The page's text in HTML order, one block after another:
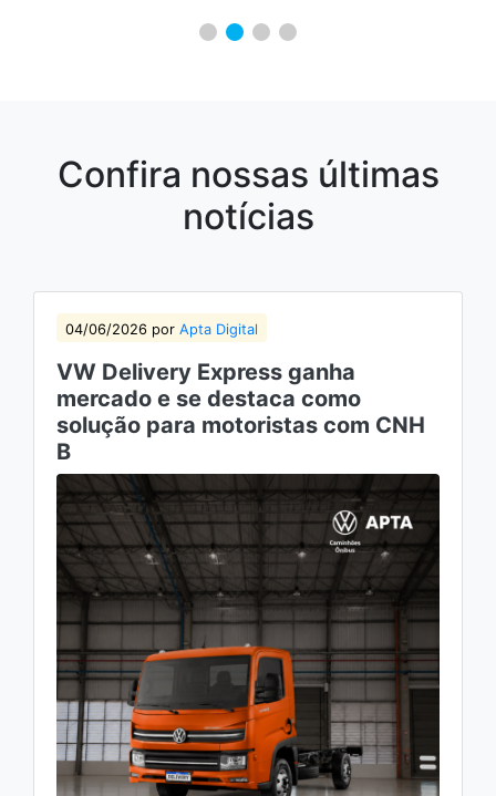
Confira nossas últimas
notícias
04/06/2026 por Apta Digital
VW Delivery Express ganha
mercado e se destaca como
solução para motoristas com CNH
B